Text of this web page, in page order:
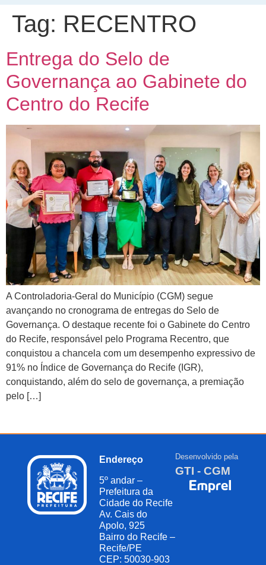
Tag: RECENTRO
Entrega do Selo de
Governança ao Gabinete do
Centro do Recife
A Controladoria-Geral do Município (CGM) segue
avançando no cronograma de entregas do Selo de
Governança. O destaque recente foi o Gabinete do Centro
do Recife, responsável pelo Programa Recentro, que
conquistou a chancela com um desempenho expressivo de
91% no Índice de Governança do Recife (IGR),
conquistando, além do selo de governança, a premiação
pelo […]
Endereço
5º andar –
Prefeitura da
Cidade do Recife
Av. Cais do
Apolo, 925
Bairro do Recife –
Recife/PE
CEP: 50030-903
Desenvolvido pela
GTI - CGM